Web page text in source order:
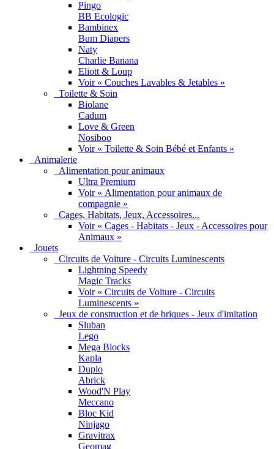
Pingo
BB Ecologic
Bambinex
Bum Diapers
Naty
Charlie Banana
Eliott & Loup
Voir « Couches Lavables & Jetables »
Toilette & Soin
Biolane
Cadum
Love & Green
Nosiboo
Voir « Toilette & Soin Bébé et Enfants »
Animalerie
Alimentation pour animaux
Ultra Premium
Voir « Alimentation pour animaux de
compagnie »
Cages, Habitats, Jeux, Accessoires...
Voir « Cages - Habitats - Jeux - Accessoires pour
Animaux »
Jouets
Circuits de Voiture - Circuits Luminescents
Lightning Speedy
Magic Tracks
Voir « Circuits de Voiture - Circuits
Luminescents »
Jeux de construction et de briques - Jeux d'imitation
Sluban
Lego
Mega Blocks
Kapla
Duplo
Abrick
Wood'N Play
Meccano
Bloc Kid
Ninjago
Gravitrax
Geomag